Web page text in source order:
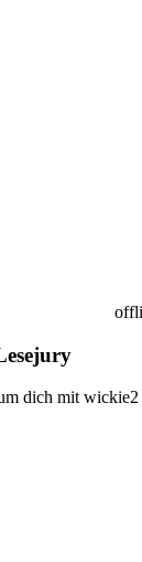
dich mit wickie2